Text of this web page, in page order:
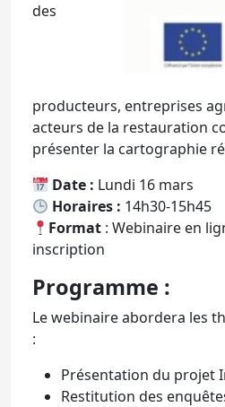
des
producteurs, entreprises
acteurs de la restauration
présenter la cartographie
Date : Lundi 16 mars
Horaires : 14h30-15h45
Format : Webinaire en
inscription
Programme :
Le webinaire abordera les
:
Présentation du projet
Restitution des